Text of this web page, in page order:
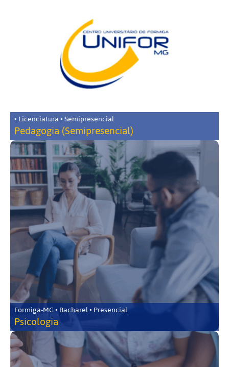
• Licenciatura • Semipresencial
Pedagogia (Semipresencial)
Formiga-MG • Bacharel • Presencial
Psicologia